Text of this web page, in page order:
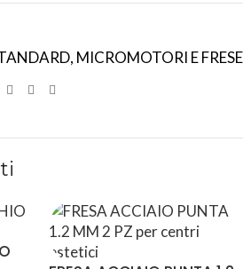
, MICROMOTORI E FRESE